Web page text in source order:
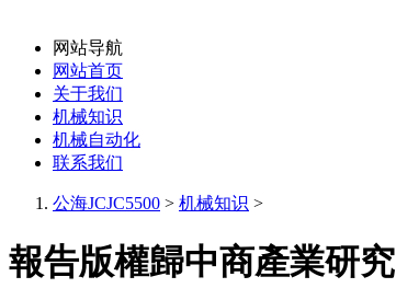
网站导航
网站首页
关于我们
机械知识
机械自动化
联系我们
公海JCJC5500 > 机械知识 >
報告版權歸中商產業研究